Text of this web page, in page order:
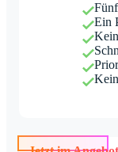
Ein
Jetzt im Angebot!